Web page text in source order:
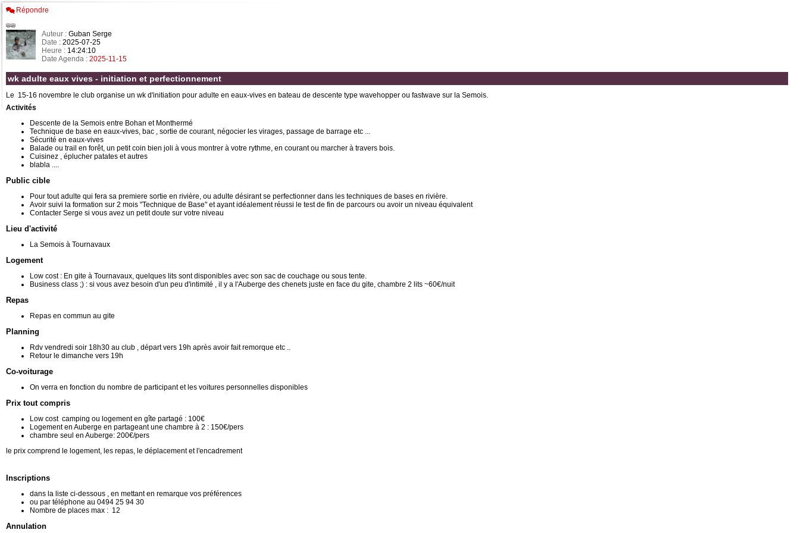
Répondre
Auteur : Guban Serge
Date : 2025-07-25
Heure : 14:24:10
Date Agenda : 2025-11-15
wk adulte eaux vives - initiation et perfectionnement
Le 15-16 novembre le club organise un wk d'initiation pour adulte en eaux-vives en bateau de descente type wavehopper ou fastwave sur la Semois.
Activités
Descente de la Semois entre Bohan et Monthermé
Technique de base en eaux-vives, bac , sortie de courant, négocier les virages, passage de barrage etc ...
Sécurité en eaux-vives
Balade ou trail en forêt, un petit coin bien joli à vous montrer à votre rythme, en courant ou marcher à travers bois.
Cuisinez , éplucher patates et autres
blabla ....
Public cible
Pour tout adulte qui fera sa premiere sortie en rivière, ou adulte désirant se perfectionner dans les techniques de bases en rivière.
Avoir suivi la formation sur 2 mois "Technique de Base" et ayant idéalement réussi le test de fin de parcours ou avoir un niveau équivalent
Contacter Serge si vous avez un petit doute sur votre niveau
Lieu d'activité
La Semois à Tournavaux
Logement
Low cost : En gite à Tournavaux, quelques lits sont disponibles avec son sac de couchage ou sous tente.
Business class ;) : si vous avez besoin d'un peu d'intimité , il y a l'Auberge des chenets juste en face du gite, chambre 2 lits ~60€/nuit
Repas
Repas en commun au gite
Planning
Rdv vendredi soir 18h30 au club , départ vers 19h après avoir fait remorque etc ..
Retour le dimanche vers 19h
Co-voiturage
On verra en fonction du nombre de participant et les voitures personnelles disponibles
Prix tout compris
Low cost camping ou logement en gîte partagé : 100€
Logement en Auberge en partageant une chambre à 2 : 150€/pers
chambre seul en Auberge: 200€/pers
le prix comprend le logement, les repas, le déplacement et l'encadrement
Inscriptions
dans la liste ci-dessous , en mettant en remarque vos préférences
ou par téléphone au 0494 25 94 30
Nombre de places max : 12
Annulation